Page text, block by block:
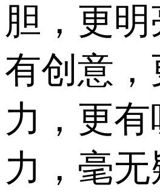
胆，更
有创意，
力，更有
力，毫无